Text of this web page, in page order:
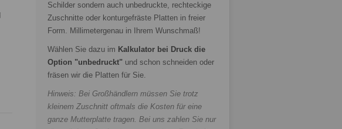
Schilder sondern auch unbedruckte, rechteckige
Zuschnitte oder konturgefräste Platten in freier
Form. Millimetergenau in Ihrem Wunschmaß!
Wählen Sie dazu im Kalkulator bei Druck die
Option "unbedruckt" und schon schneiden oder
fräsen wir die Platten für Sie.
Hinweis: Bei Großhändlern müssen Sie trotz
kleinem Zuschnitt oftmals die Kosten für eine
ganze Mutterplatte tragen. Bei uns zahlen Sie nur